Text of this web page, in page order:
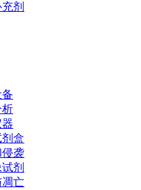
剂
析
盒
袭
剂
亡